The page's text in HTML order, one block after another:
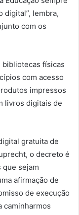
digital”, lembra,
com os
bibliotecas físicas
com acesso
impressos
livros digitais de
gratuita de
o decreto é
que sejam
afirmação de
de execução
caminharmos